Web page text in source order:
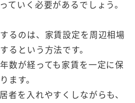
ていく必要があるでしょう。
るのは、家賃設定を周辺相場
るという方法です。
数が経っても家賃を一定に保
ます。
者を入れやすくしながらも、